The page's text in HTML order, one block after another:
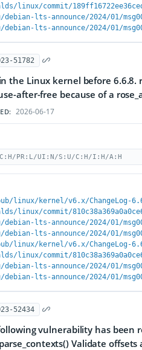
linux/commit/
lts-announce/2024/01/
lts-announce/2024/01/
51782
the Linux kernel before 6.6.8.
after-free because of a
2026-06-17
PR:L/UI:N/S:U/C:H/I:H/A:H
linux/kernel/v6.x/ChangeLog-
commit/
lts-announce/2024/01/
lts-announce/2024/01/
linux/kernel/v6.x/ChangeLog-
commit/
lts-announce/2024/01/
lts-announce/2024/01/
52434
vulnerability has been
Validate